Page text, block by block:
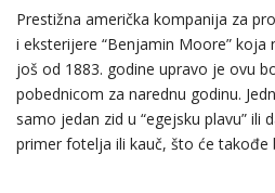
Prestižna američka kompanija za
i eksterijere “Benjamin Moore”
još od 1883. godine upravo je ovu
pobednicom za narednu godinu.
samo jedan zid u “egejsku plavu” ili
primer fotelja ili kauč, što će takođe